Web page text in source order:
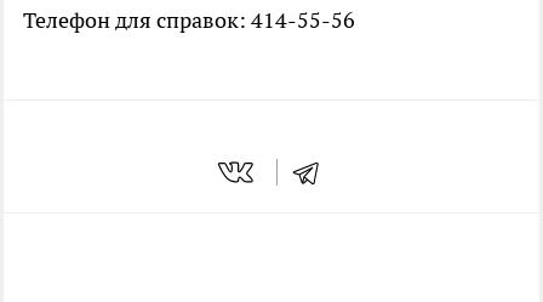
Телефон для справок: 414-55-56